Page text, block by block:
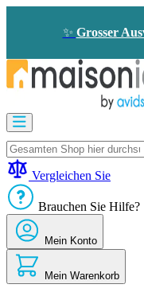
✨ Grosser
Bildtelefon
und
Türklingel
-
Energieeinsparung
Sicherheit
Komfort
im
Haus
Vergleichen Sie
Brauchen Sie Hilfe?
Mein Konto
Mein Warenkorb